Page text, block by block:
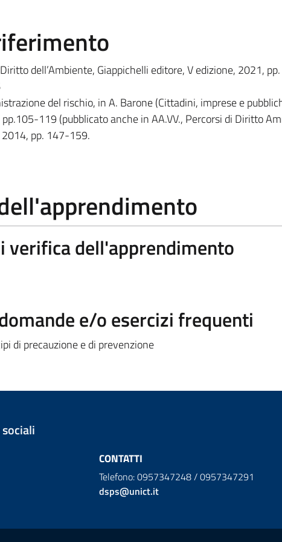
Diritto dell’Ambiente, Giappichelli editore, V edizione, 2021,
del rischio, in A. Barone (Cittadini, imprese e
119 (pubblicato anche in AA.VV., Percorsi di Diritto
2014, pp. 147-159.
verifica dell'apprendimento
e/o esercizi frequenti
di precauzione e di prevenzione
CONTATTI
Telefono: 0957347248 / 0957347291
dsps@unict.it